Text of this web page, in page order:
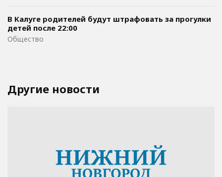
В Калуге родителей будут штрафовать за прогулки
детей после 22:00
Общество
Другие новости